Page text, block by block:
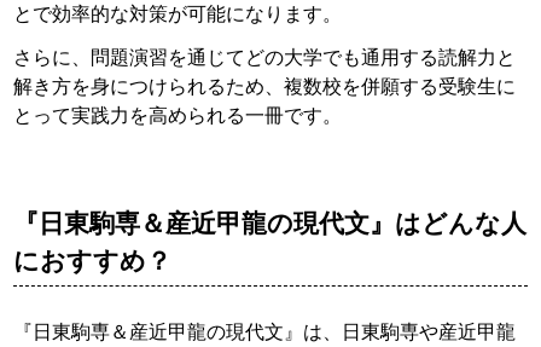
とで効率的な対策が可能になります。
さらに、問題演習を通じてどの大学でも通用する読解力と
解き方を身につけられるため、複数校を併願する受験生に
とって実践力を高められる一冊です。
『日東駒専＆産近甲龍の現代文』はどんな人
におすすめ？
『日東駒専＆産近甲龍の現代文』は、日東駒専や産近甲龍